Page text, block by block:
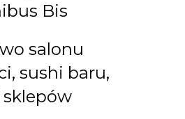
Bis
salonu
sushi baru,